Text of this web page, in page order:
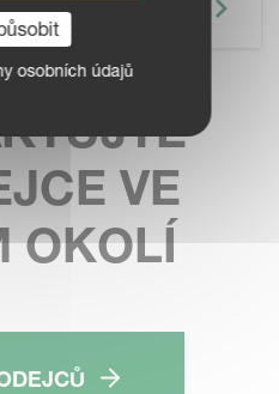
VE
OKOLÍ
osobních údajů